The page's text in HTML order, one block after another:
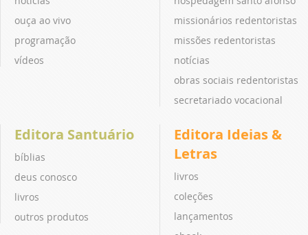
ouça ao vivo
programação
vídeos
missionários redentoristas
missões redentoristas
notícias
obras sociais redentoristas
secretariado vocacional
Editora Santuário
bíblias
deus conosco
livros
outros produtos
Editora Ideias &
Letras
livros
coleções
lançamentos